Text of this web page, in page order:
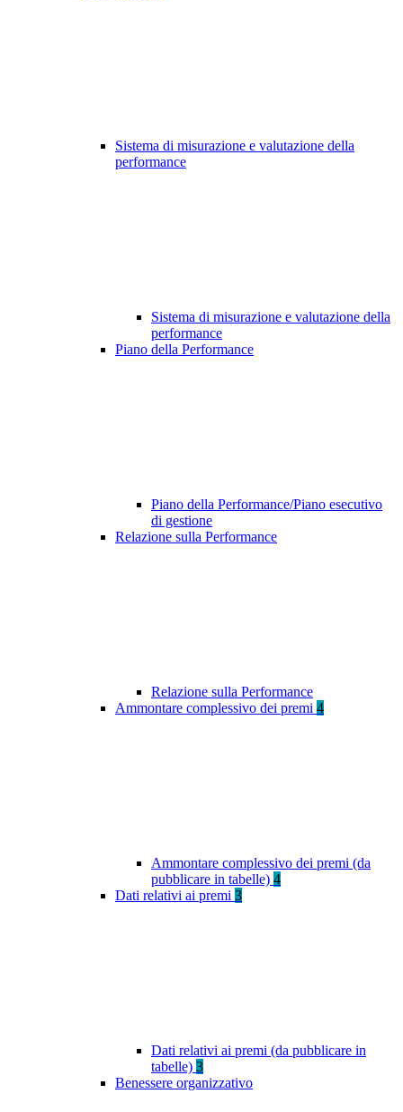
Sistema di misurazione e valutazione della
performance
Sistema di misurazione e valutazione della
performance
Piano della Performance
Piano della Performance/Piano esecutivo
di gestione
Relazione sulla Performance
Relazione sulla Performance
Ammontare complessivo dei premi 4
Ammontare complessivo dei premi (da
pubblicare in tabelle) 4
Dati relativi ai premi 3
Dati relativi ai premi (da pubblicare in
tabelle) 3
Benessere organizzativo